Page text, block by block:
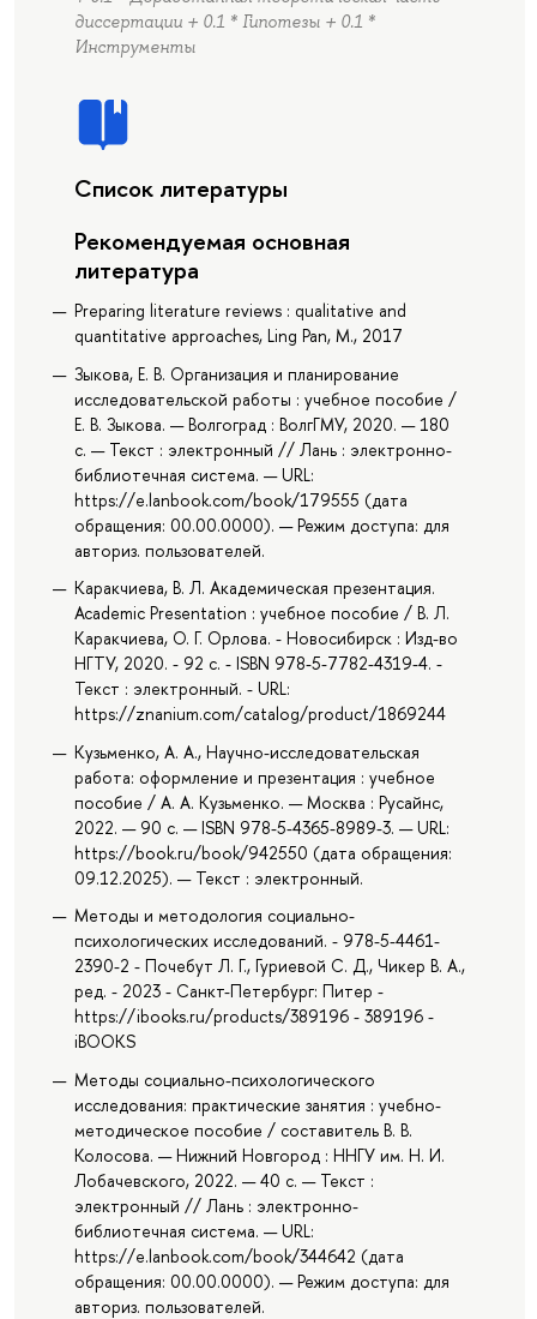
диссертации + 0.1 * Гипотезы + 0.1 *
Инструменты
Список литературы
Рекомендуемая основная
литература
Preparing literature reviews : qualitative and
quantitative approaches, Ling Pan, M., 2017
Зыкова, Е. В. Организация и планирование
исследовательской работы : учебное пособие /
Е. В. Зыкова. — Волгоград : ВолгГМУ, 2020. — 180
с. — Текст : электронный // Лань : электронно-
библиотечная система. — URL:
https://e.lanbook.com/book/179555 (дата
обращения: 00.00.0000). — Режим доступа: для
авториз. пользователей.
Каракчиева, В. Л. Академическая презентация.
Academic Presentation : учебное пособие / В. Л.
Каракчиева, О. Г. Орлова. - Новосибирск : Изд-во
НГТУ, 2020. - 92 с. - ISBN 978-5-7782-4319-4. -
Текст : электронный. - URL:
https://znanium.com/catalog/product/1869244
Кузьменко, А. А., Научно-исследовательская
работа: оформление и презентация : учебное
пособие / А. А. Кузьменко. — Москва : Русайнс,
2022. — 90 с. — ISBN 978-5-4365-8989-3. — URL:
https://book.ru/book/942550 (дата обращения:
09.12.2025). — Текст : электронный.
Методы и методология социально-
психологических исследований. - 978-5-4461-
2390-2 - Почебут Л. Г., Гуриевой С. Д., Чикер В. А.,
ред. - 2023 - Санкт-Петербург: Питер -
https://ibooks.ru/products/389196 - 389196 -
iBOOKS
Методы социально-психологического
исследования: практические занятия : учебно-
методическое пособие / составитель В. В.
Колосова. — Нижний Новгород : ННГУ им. Н. И.
Лобачевского, 2022. — 40 с. — Текст :
электронный // Лань : электронно-
библиотечная система. — URL:
https://e.lanbook.com/book/344642 (дата
обращения: 00.00.0000). — Режим доступа: для
авториз. пользователей.